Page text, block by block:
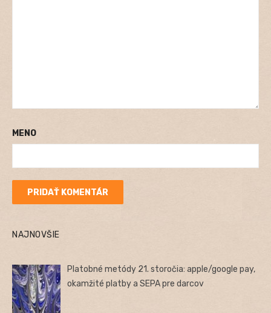
MENO
NAJNOVŠIE
Platobné metódy 21. storočia: apple/google pay,
okamžité platby a SEPA pre darcov